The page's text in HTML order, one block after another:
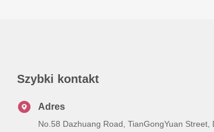
Szybki kontakt
Adres
No.58 Dazhuang Road, TianGongYuan Street,